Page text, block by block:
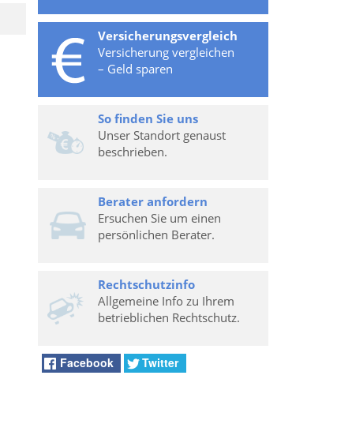
Versicherungsvergleich
Versicherung vergleichen
– Geld sparen
So finden Sie uns
Unser Standort genaust
beschrieben.
Berater anfordern
Ersuchen Sie um einen
persönlichen Berater.
Rechtschutzinfo
Allgemeine Info zu Ihrem
betrieblichen Rechtschutz.
Facebook Twitter